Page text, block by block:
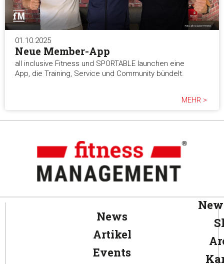
01.10.2025
Neue Member-App
all inclusive Fitness und SPORTABLE launchen eine
App, die Training, Service und Community bündelt.
MEHR >
News
Artikel
Events